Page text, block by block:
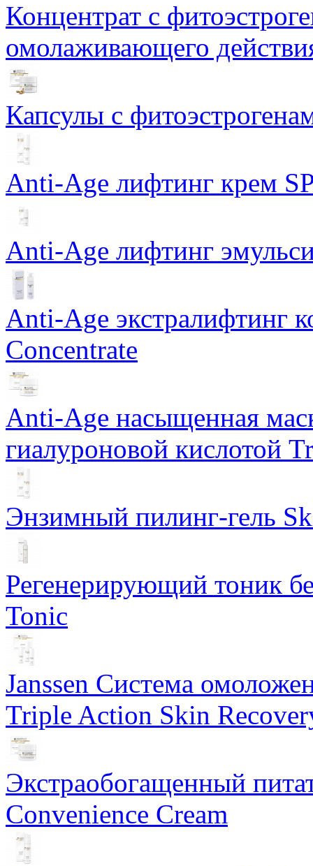
Концентрат с
омолаживающего
Капсулы с
Anti-Age лифтинг крем
Anti-Age лифтинг
Anti-Age экстралифтинг
Concentrate
Anti-Age насыщенная
гиалуроновой кислотой
Энзимный пилинг-гель
Регенерирующий тоник
Tonic
Janssen Система
Triple Action Skin
Экстраобогащенный
Convenience Cream